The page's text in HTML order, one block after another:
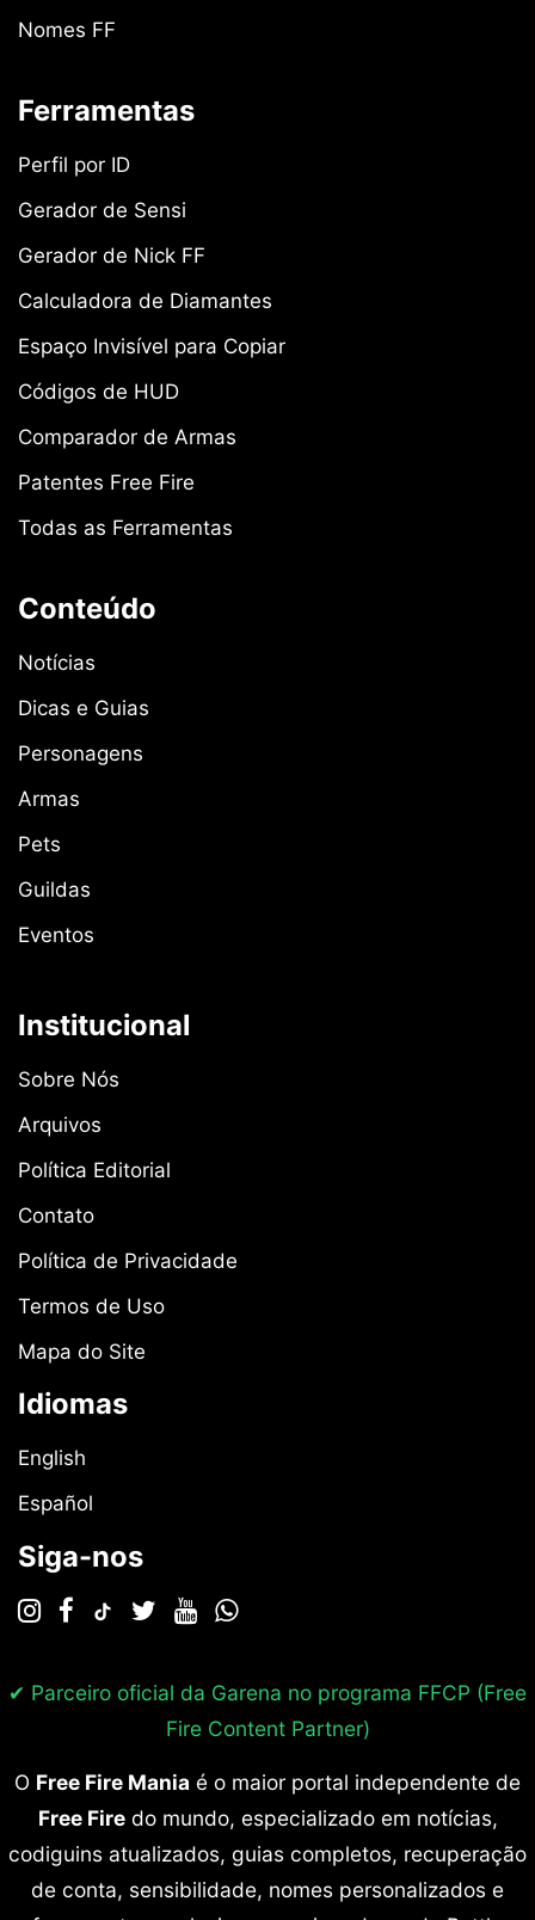
Nomes FF
Ferramentas
Perfil por ID
Gerador de Sensi
Gerador de Nick FF
Calculadora de Diamantes
Espaço Invisível para Copiar
Códigos de HUD
Comparador de Armas
Patentes Free Fire
Todas as Ferramentas
Conteúdo
Notícias
Dicas e Guias
Personagens
Armas
Pets
Guildas
Eventos
Institucional
Sobre Nós
Arquivos
Política Editorial
Contato
Política de Privacidade
Termos de Uso
Mapa do Site
Idiomas
English
Español
Siga-nos
✔ Parceiro oficial da Garena no programa FFCP (Free
Fire Content Partner)
O Free Fire Mania é o maior portal independente de
Free Firedo mundo, especializado em notícias,
codiguins atualizados, guias completos, recuperação
de conta, sensibilidade, nomes personalizados e